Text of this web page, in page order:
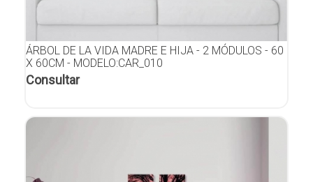
ÁRBOL DE LA VIDA MADRE E HIJA - 2 MÓDULOS - 60
X 60CM - MODELO:CAR_010
Consultar